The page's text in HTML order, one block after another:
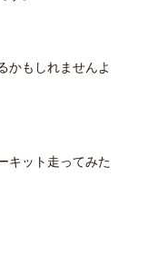
かもしれませんよ
キット走ってみた